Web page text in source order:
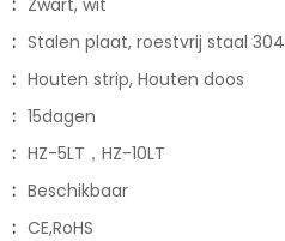
: Zwart, wit
: Stalen plaat, roestvrij staal 304
: Houten strip, Houten doos
: 15dagen
: HZ-5LT，HZ-10LT
: Beschikbaar
: CE,RoHS